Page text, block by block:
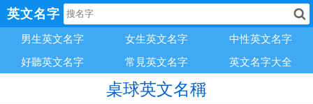
英文名字
男生英文名字 女生英文名字
中性英文名字
好聽英文名字
常見英文名字 英文名字大全
桌球英文名稱